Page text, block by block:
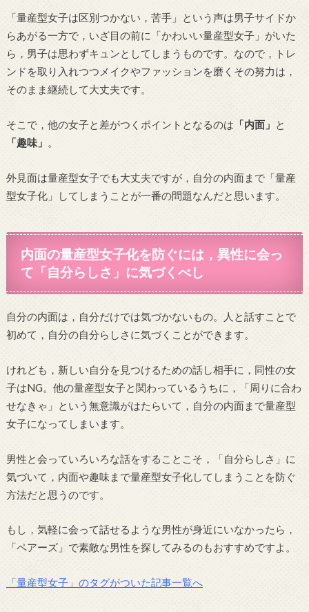
「量産型女子は区別つかない，苦手」という声は男子サイドか
らあがる一方で，いざ目の前に「かわいい量産型女子」がいた
ら，男子は思わずキュンとしてしまうものです。なので，トレ
ンドを取り入れつつメイクやファッションを磨くその努力は，
そのまま継続して大丈夫です。
そこで，他の女子と差がつくポイントとなるのは 「内面」 と
「趣味」 。
外見面は量産型女子でも大丈夫ですが，自分の内面まで「量産
型女子化」してしまうことが一番の問題なんだと思います。
内面の量産型女子化を防ぐには，異性に会っ
て「自分らしさ」に気づくべし
自分の内面は，自分だけでは気づかないもの。人と話すことで
初めて，自分の自分らしさに気づくことができます。
けれども，新しい自分を見つけるための話し相手に，同性の女
子はNG。他の量産型女子と関わっているうちに，「周りに合わ
せなきゃ」という無意識がはたらいて，自分の内面まで量産型
女子になってしまいます。
男性と会っていろいろな話をすることこそ，「自分らしさ」に
気づいて，内面や趣味まで量産型女子化してしまうことを防ぐ
方法だと思うのです。
もし，気軽に会って話せるような男性が身近にいなかったら，
「ペアーズ」で素敵な男性を探してみるのもおすすめですよ。
「量産型女子」のタグがついた記事一覧へ